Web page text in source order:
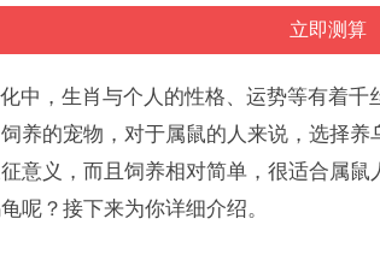
中，生肖与个人的性格、运势等有着
养的宠物，对于属鼠的人来说，选择
意义，而且饲养相对简单，很适合属
呢？接下来为你详细介绍。